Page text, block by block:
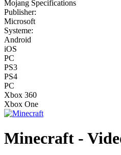
Mojang Specifications
Publisher:
Microsoft
Systeme:
Android
iOS
PC
PS3
PS4
PC
Xbox 360
Xbox One
Minecraft -